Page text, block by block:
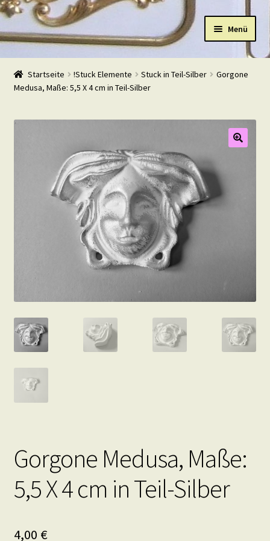
Navigation
Zum
Inhalt
Menü
Start
Shop
Warenkorb
Startseite !Stuck Elemente Stuck in Teil-Silber
Gorgone
Medusa, Maße: 5,5 X 4 cm in Teil-Silber
Gorgone Medusa, Maße:
5,5 X 4 cm in Teil-Silber
4,00 €